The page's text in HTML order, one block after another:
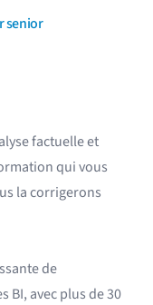
senior
factuelle et
qui vous
la corrigerons
de
BI, avec plus de 30